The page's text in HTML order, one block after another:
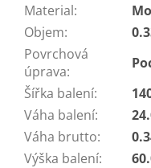
Material:
Objem:
Povrchová
úprava:
Šířka balení:
Váha balení:
Váha brutto:
Výška balení: